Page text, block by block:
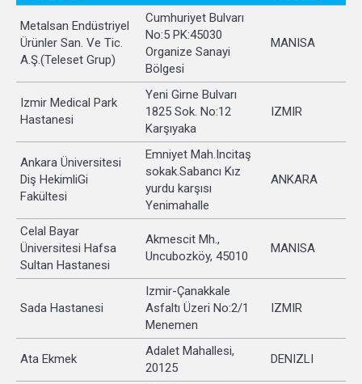
Metalsan Endüstriyel
Ürünler San. Ve Tic.
A.Ş.(Teleset Grup)
Cumhuriyet Bulvarı
No:5 PK:45030
Organize Sanayi
Bölgesi
MANISA
Izmir Medical Park
Hastanesi
Yeni Girne Bulvarı
1825 Sok. No:12
Karşıyaka
IZMIR
Ankara Üniversitesi
Diş HekimliGi
Fakültesi
Emniyet Mah.Incitaş
sokak.Sabancı Kız
yurdu karşısı
Yenimahalle
ANKARA
Celal Bayar
Üniversitesi Hafsa
Sultan Hastanesi
Akmescit Mh.,
Uncubozköy, 45010
MANISA
Sada Hastanesi
Izmir-Çanakkale
Asfaltı Üzeri No:2/1
Menemen
IZMIR
Ata Ekmek
Adalet Mahallesi,
20125
DENIZLI